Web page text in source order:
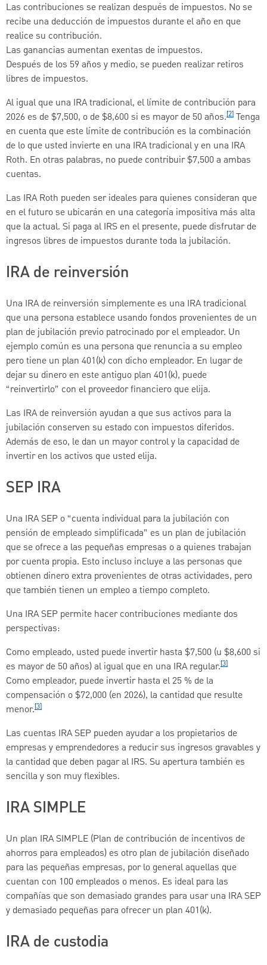
Las contribuciones se realizan después de impuestos. No se
recibe una deducción de impuestos durante el año en que
realice su contribución.
Las ganancias aumentan exentas de impuestos.
Después de los 59 años y medio, se pueden realizar retiros
libres de impuestos.
Al igual que una IRA tradicional, el límite de contribución para
2026 es de $7,500, o de $8,600 si es mayor de 50 años.[2] Tenga
en cuenta que este límite de contribución es la combinación
de lo que usted invierte en una IRA tradicional y en una IRA
Roth. En otras palabras, no puede contribuir $7,500 a ambas
cuentas.
Las IRA Roth pueden ser ideales para quienes consideran que
en el futuro se ubicarán en una categoría impositiva más alta
que la actual. Si paga al IRS en el presente, puede disfrutar de
ingresos libres de impuestos durante toda la jubilación.
IRA de reinversión
Una IRA de reinversión simplemente es una IRA tradicional
que una persona establece usando fondos provenientes de un
plan de jubilación previo patrocinado por el empleador. Un
ejemplo común es una persona que renuncia a su empleo
pero tiene un plan 401(k) con dicho empleador. En lugar de
dejar su dinero en este antiguo plan 401(k), puede
“reinvertirlo” con el proveedor financiero que elija.
Las IRA de reinversión ayudan a que sus activos para la
jubilación conserven su estado con impuestos diferidos.
Además de eso, le dan un mayor control y la capacidad de
invertir en los activos que usted elija.
SEP IRA
Una IRA SEP o “cuenta individual para la jubilación con
pensión de empleado simplificada” es un plan de jubilación
que se ofrece a las pequeñas empresas o a quienes trabajan
por cuenta propia. Esto incluso incluye a las personas que
obtienen dinero extra provenientes de otras actividades, pero
que también tienen un empleo a tiempo completo.
Una IRA SEP permite hacer contribuciones mediante dos
perspectivas:
Como empleado, usted puede invertir hasta $7,500 (u $8,600 si
es mayor de 50 años) al igual que en una IRA regular.[3]
Como empleador, puede invertir hasta el 25 % de la
compensación o $72,000 (en 2026), la cantidad que resulte
menor.[3]
Las cuentas IRA SEP pueden ayudar a los propietarios de
empresas y emprendedores a reducir sus ingresos gravables y
la cantidad que deben pagar al IRS. Su apertura también es
sencilla y son muy flexibles.
IRA SIMPLE
Un plan IRA SIMPLE (Plan de contribución de incentivos de
ahorros para empleados) es otro plan de jubilación diseñado
para las pequeñas empresas, por lo general aquellas que
cuentan con 100 empleados o menos. Es ideal para las
compañías que son demasiado grandes para usar una IRA SEP
y demasiado pequeñas para ofrecer un plan 401(k).
IRA de custodia